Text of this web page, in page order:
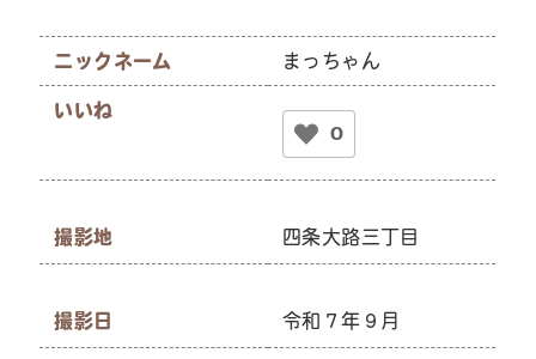
ニックネーム まっちゃん
いいね
0
撮影地 四条大路三丁目
撮影日 令和７年９月